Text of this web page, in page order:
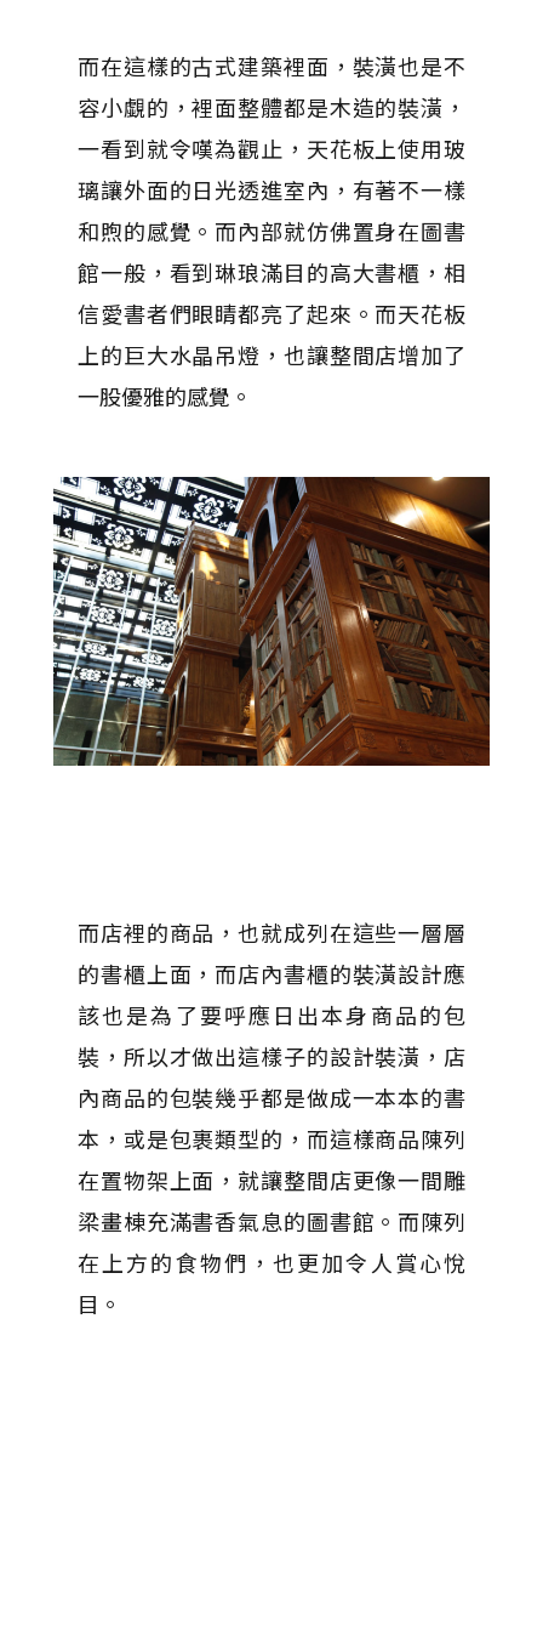
而在這樣的古式建築裡面，裝潢也是不
容小覷的，裡面整體都是木造的裝潢，
一看到就令嘆為觀止，天花板上使用玻
璃讓外面的日光透進室內，有著不一樣
和煦的感覺。而內部就仿佛置身在圖書
館一般，看到琳琅滿目的高大書櫃，相
信愛書者們眼睛都亮了起來。而天花板
上的巨大水晶吊燈，也讓整間店增加了
一股優雅的感覺。
而店裡的商品，也就成列在這些一層層
的書櫃上面，而店內書櫃的裝潢設計應
該也是為了要呼應日出本身商品的包
裝，所以才做出這樣子的設計裝潢，店
內商品的包裝幾乎都是做成一本本的書
本，或是包裹類型的，而這樣商品陳列
在置物架上面，就讓整間店更像一間雕
梁畫棟充滿書香氣息的圖書館。而陳列
在上方的食物們，也更加令人賞心悅
目。